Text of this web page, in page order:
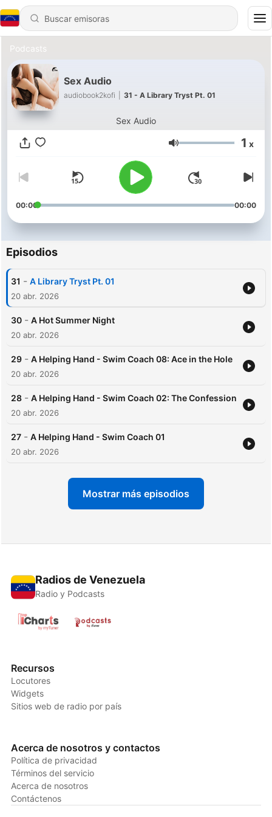
Podcasts
Sex Audio
audiobook2kofi 31 - A Library Tryst Pt. 01
Sex Audio
Volumen 1 x
00:00 00:00
Episodios
31 - A Library Tryst Pt. 01
20 abr. 2026
30 - A Hot Summer Night
20 abr. 2026
29 - A Helping Hand - Swim Coach 08: Ace in the Hole
20 abr. 2026
28 - A Helping Hand - Swim Coach 02: The Confession
20 abr. 2026
27 - A Helping Hand - Swim Coach 01
20 abr. 2026
Mostrar más episodios
Radios de Venezuela
Radio y Podcasts
Recursos
Locutores
Widgets
Sitios web de radio por país
Acerca de nosotros y contactos
Política de privacidad
Términos del servicio
Acerca de nosotros
Contáctenos